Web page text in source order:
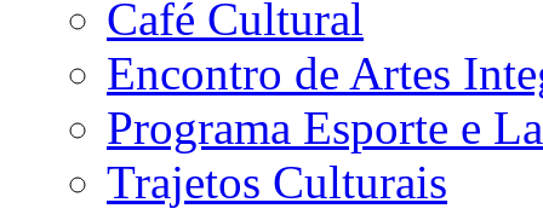
Café Cultural
Encontro de Artes
Programa Esporte e
Trajetos Culturais